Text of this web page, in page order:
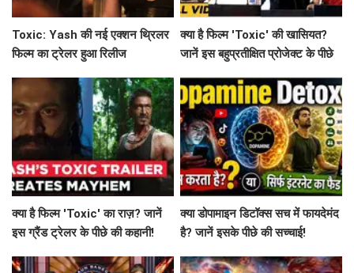
Toxic: Yash की नई एक्शन थ्रिलर
फिल्म का ट्रेलर हुआ रिलीज
क्या है फिल्म 'Toxic' की खासियत?
जानें इस बहुप्रतीक्षित प्रोजेक्ट के पीछे
क्या है फिल्म 'Toxic' का राज़? जानें
इस ग्रैंड ट्रेलर के पीछे की कहानी!
क्या डोपामाइन डिटॉक्स सच में फायदेमंद
है? जानें इसके पीछे की सच्चाई!